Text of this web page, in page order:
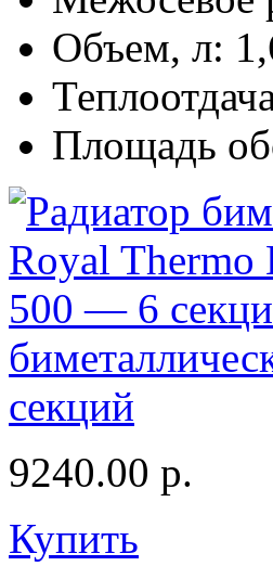
Объем, л:
Площадь
секций
9240.00 р.
Купить